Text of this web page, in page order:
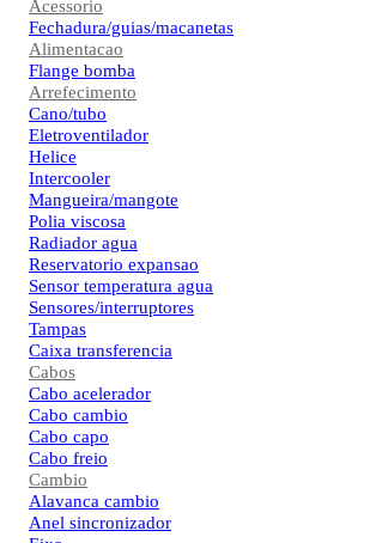
Acessorio
Fechadura/guias/macanetas
Alimentacao
Flange bomba
Arrefecimento
Cano/tubo
Eletroventilador
Helice
Intercooler
Mangueira/mangote
Polia viscosa
Radiador agua
Reservatorio expansao
Sensor temperatura agua
Sensores/interruptores
Tampas
Caixa transferencia
Cabos
Cabo acelerador
Cabo cambio
Cabo capo
Cabo freio
Cambio
Alavanca cambio
Anel sincronizador